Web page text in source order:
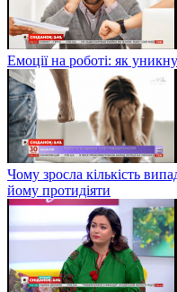
Емоції на роботі: як
Чому зросла кількість
йому протидіяти